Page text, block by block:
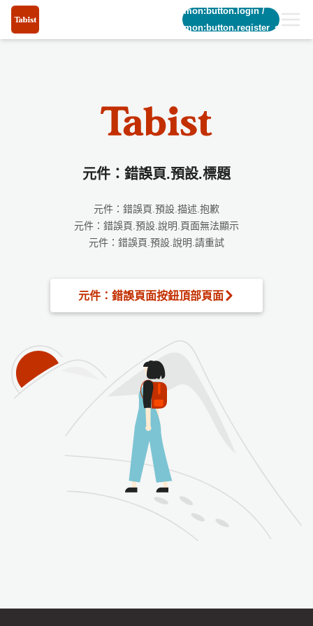
common:button.login/
common:button.register_short
元件：錯誤頁.預設.標題
元件：錯誤頁.預設.描述.抱歉
元件：錯誤頁.預設.說明.頁面無法顯示
元件：錯誤頁.預設.說明.請重試
元件：錯誤頁面按鈕頂部頁面